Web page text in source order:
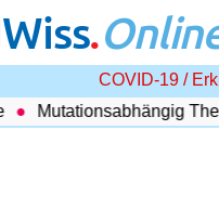
.
COVID-19 /
Mutationsabhängig